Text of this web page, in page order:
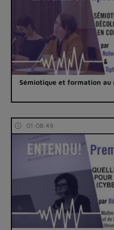
Sémiotique et formation
01:08:49